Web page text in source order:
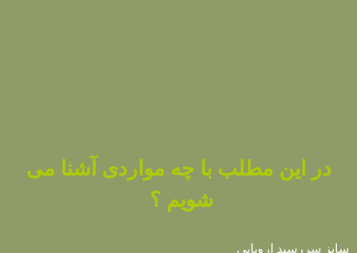
در این مطلب با چه مواردی آشنا می
شویم ؟
سایز سررسید اروپایی